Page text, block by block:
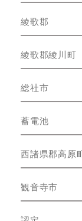
綾歌郡
綾歌郡綾川町
総社市
蓄電池
西諸県郡高原
観音寺市